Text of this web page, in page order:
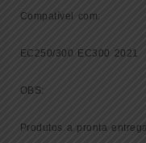
Compatível com:
EC250/300 EC300 2021
OBS:
Produtos a pronta entrega.